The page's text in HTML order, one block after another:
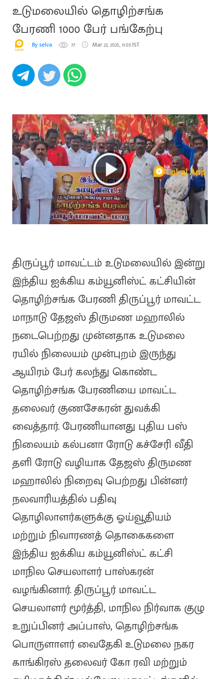
உடுமலையில் தொழிற்சங்க
பேரணி 1000 பேர் பங்கேற்பு
By selva 77 Mar 23, 2025, 11:03 IST
திருப்பூர் மாவட்டம் உடுமலையில் இன்று
இந்திய ஐக்கிய கம்யூனிஸ்ட் கட்சியின்
தொழிற்சங்க பேரணி திருப்பூர் மாவட்ட
மாநாடு தேஜஸ் திருமண மஹாலில்
நடைபெற்றது முன்னதாக உடுமலை
ரயில் நிலையம் முன்புறம் இருந்து
ஆயிரம் பேர் கலந்து கொண்ட
தொழிற்சங்க பேரணியை மாவட்ட
தலைவர் குணசேகரன் துவக்கி
வைத்தார். பேரணியானது புதிய பஸ்
நிலையம் கல்பனா ரோடு கச்சேரி வீதி
தளி ரோடு வழியாக தேஜஸ் திருமண
மஹாலில் நிறைவு பெற்றது பின்னர்
நலவாரியத்தில் பதிவு
தொழிலாளர்களுக்கு ஓய்வூதியம்
மற்றும் நிவாரணத் தொகைகளை
இந்திய ஐக்கிய கம்யூனிஸ்ட் கட்சி
மாநில செயலாளர் பாஸ்கரன்
வழங்கினார். திருப்பூர் மாவட்ட
செயலாளர் மூர்த்தி, மாநில நிர்வாக குழு
உறுப்பினர் அப்பாஸ், தொழிற்சங்க
பொருளாளர் வைதேகி உடுமலை நகர
காங்கிரஸ் தலைவர் கோ ரவி மற்றும்